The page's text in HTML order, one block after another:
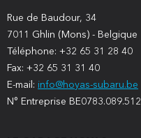
Rue de Baudour, 34
7011 Ghlin (Mons) - Belgique
Téléphone: +32 65 31 28 40
Fax: +32 65 31 31 40
E-mail: info@hoyas-subaru.be
N° Entreprise BE0783.089.512